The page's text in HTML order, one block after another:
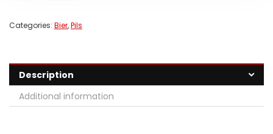
Categories: Bier,Pils
Description
Additional information